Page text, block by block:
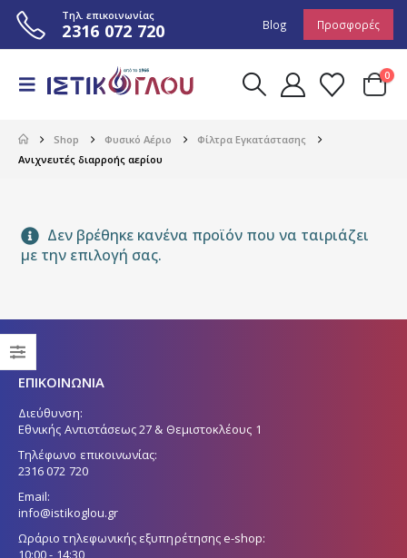
Τηλ. επικοινωνίας
2316 072 720 Blog Προσφορές
0
Shop Φυσικό Αέριο
Φίλτρα Εγκατάστασης
Ανιχνευτές διαρροής αερίου
Δεν βρέθηκε κανένα προϊόν που να ταιριάζει
με την επιλογή σας.
ΕΠΙΚΟΙΝΩΝΙΑ
Διεύθυνση:
Εθνικής Αντιστάσεως 27 & Θεμιστοκλέους 1
Τηλέφωνο επικοινωνίας:
2316 072 720
Email:
info@istikoglou.gr
Ωράριο τηλεφωνικής εξυπηρέτησης e-shop:
10:00 - 14:30